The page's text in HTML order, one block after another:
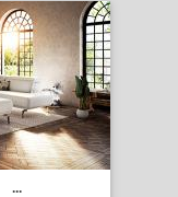
...